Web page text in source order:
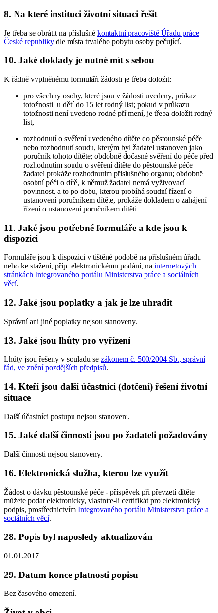
8. Na které instituci životní situaci řešit
Je třeba se obrátit na příslušné kontaktní pracoviště Úřadu práce
České republiky dle místa trvalého pobytu osoby pečující.
10. Jaké doklady je nutné mít s sebou
K řádně vyplněnému formuláři žádosti je třeba doložit:
pro všechny osoby, které jsou v žádosti uvedeny, průkaz
totožnosti, u dětí do 15 let rodný list; pokud v průkazu
totožnosti není uvedeno rodné příjmení, je třeba doložit rodný
list,
rozhodnutí o svěření uvedeného dítěte do pěstounské péče
nebo rozhodnutí soudu, kterým byl žadatel ustanoven jako
poručník tohoto dítěte; obdobně dočasné svěření do péče před
rozhodnutím soudu o svěření dítěte do pěstounské péče
žadatel prokáže rozhodnutím příslušného orgánu; obdobně
osobní péči o dítě, k němuž žadatel nemá vyživovací
povinnost, a to po dobu, kterou probíhá soudní řízení o
ustanovení poručníkem dítěte, prokáže dokladem o zahájení
řízení o ustanovení poručníkem dítěti.
11. Jaké jsou potřebné formuláře a kde jsou k
dispozici
Formuláře jsou k dispozici v tištěné podobě na příslušném úřadu
nebo ke stažení, příp. elektronickému podání, na internetových
stránkách Integrovaného portálu Ministerstva práce a sociálních
věcí.
12. Jaké jsou poplatky a jak je lze uhradit
Správní ani jiné poplatky nejsou stanoveny.
13. Jaké jsou lhůty pro vyřízení
Lhůty jsou řešeny v souladu se zákonem č. 500/2004 Sb., správní
řád, ve znění pozdějších předpisů.
14. Kteří jsou další účastníci (dotčení) řešení životní
situace
Další účastníci postupu nejsou stanoveni.
15. Jaké další činnosti jsou po žadateli požadovány
Další činnosti nejsou stanoveny.
16. Elektronická služba, kterou lze využít
Žádost o dávku pěstounské péče - příspěvek při převzetí dítěte
můžete podat elektronicky, vlastníte-li certifikát pro elektronický
podpis, prostřednictvím Integrovaného portálu Ministerstva práce a
sociálních věcí.
28. Popis byl naposledy aktualizován
01.01.2017
29. Datum konce platnosti popisu
Bez časového omezení.